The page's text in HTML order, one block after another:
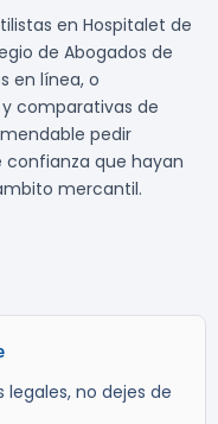
en Hospitalet de
de Abogados de
en línea, o
comparativas de
pedir
que hayan
mercantil.
no dejes de